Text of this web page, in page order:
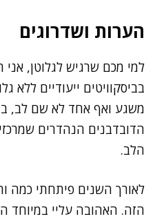
הערות ושדרוגים
למי מכם שרגיש לגלוטן,
בביסקוויטים ייעודיים ללא
משגע ואף אחד לא שם לב,
הדובדבנים הנהדרים
הלב.
לאורך השנים פיתחתי כמה
הזה. האהובה עליי במיוחד